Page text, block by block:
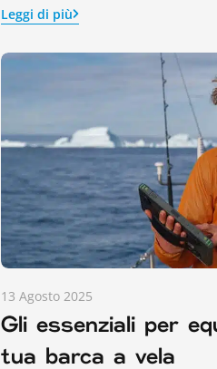
Leggi di più
13 Agosto 2025
Gli essenziali per
tua barca a vela